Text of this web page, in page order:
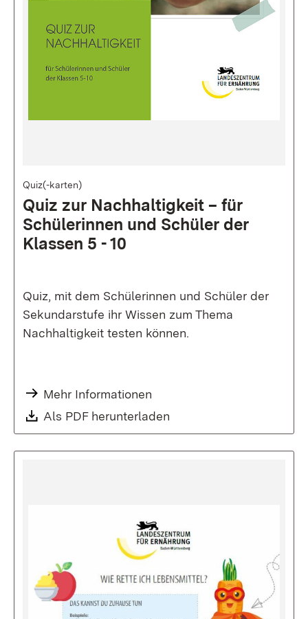
Quiz(-karten)
Quiz zur Nach­hal­tig­keit – für
Schü­ler­innen und Schü­ler der
Klassen 5 - 10
Quiz, mit dem Schülerinnen und Schüler der
Sekundarstufe ihr Wissen zum Thema
Nachhaltigkeit testen können.
Mehr Informationen
Als PDF herunterladen